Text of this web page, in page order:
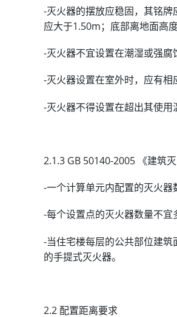
-灭火器的摆放应稳固，其铭
应大于1.50m；底部离地面高
-灭火器不宜设置在潮湿或强腐
-灭火器设置在室外时，应有相
-灭火器不得设置在超出其使用
2.1.3 GB 50140-2005 《建筑
-一个计算单元内配置的灭火器
-每个设置点的灭火器数量不宜
-当住宅楼每层的公共部位建
的手提式灭火器。
2.2 配置距离要求